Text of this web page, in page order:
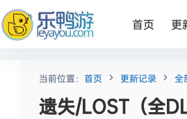
首页 更
当前位置： 首页 更新记录 全
遗失/LOST（全